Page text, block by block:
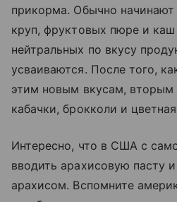
прикорма. Обычно начинают
круп, фруктовых пюре и
нейтральных по вкусу
усваиваются. После того,
этим новым вкусам, вторым
кабачки, брокколи и
Интересно, что в США с
вводить арахисовую пасту
арахисом. Вспомните